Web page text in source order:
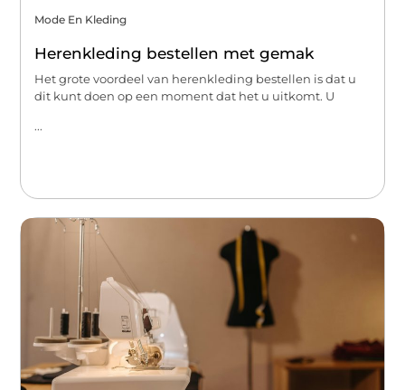
Mode En Kleding
Herenkleding bestellen met gemak
Het grote voordeel van herenkleding bestellen is dat u
dit kunt doen op een moment dat het u uitkomt. U
...